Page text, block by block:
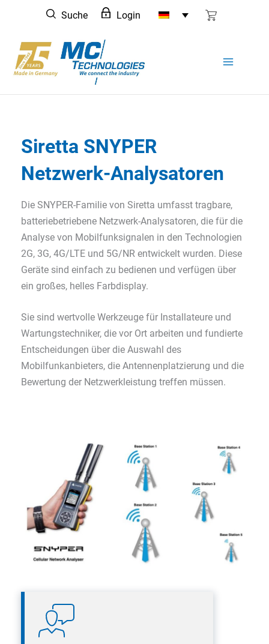
springen
Suche Login
Siretta SNYPER
Netzwerk-Analysatoren
Die SNYPER-Familie von Siretta umfasst tragbare,
batteriebetriebene Netzwerk-Analysatoren, die für die
Analyse von Mobilfunksignalen in den Technologien
2G, 3G, 4G/LTE und 5G/NR entwickelt wurden. Diese
Geräte sind einfach zu bedienen und verfügen über
ein großes, helles Farbdisplay.
Sie sind wertvolle Werkzeuge für Installateure und
Wartungstechniker, die vor Ort arbeiten und fundierte
Entscheidungen über die Auswahl des
Mobilfunkanbieters, die Antennenplatzierung und die
Bewertung der Netzwerkleistung treffen müssen.